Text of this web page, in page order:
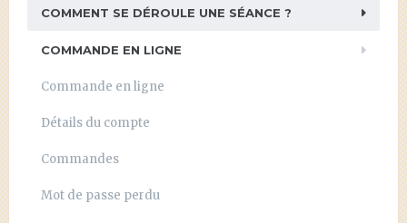
COMMENT SE DÉROULE UNE SÉANCE ?
COMMANDE EN LIGNE
Commande en ligne
Détails du compte
Commandes
Mot de passe perdu